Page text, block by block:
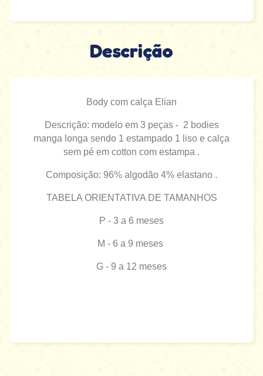
Descrição
Body com calça Elian
Descrição: modelo em 3 peças - 2 bodies
manga longa sendo 1 estampado 1 liso e calça
sem pé em cotton com estampa .
Composição: 96% algodão 4% elastano .
TABELA ORIENTATIVA DE TAMANHOS
P - 3 a 6 meses
M - 6 a 9 meses
G - 9 a 12 meses